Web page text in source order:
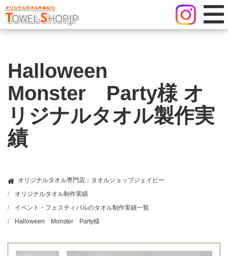
Halloween
Monster Party様 オ
リジナルタオル製作実
績
オリジナルタオル専門店：タオルショップジェイピー
オリジナルタオル制作実績
イベント・フェスティバルのタオル制作実績一覧
Halloween Monster Party様